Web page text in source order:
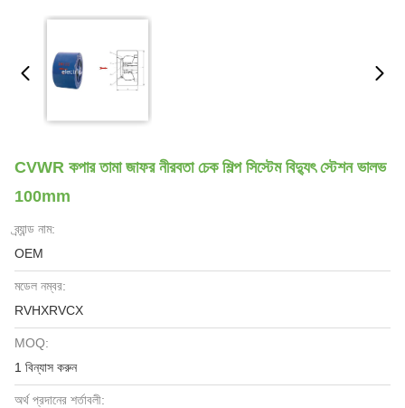
CVWR কপার তামা জাফর নীরবতা চেক শিল্প সিস্টেম বিদ্যুৎ স্টেশন ভালভ
100mm
ব্র্যান্ড নাম:
OEM
মডেল নম্বর:
RVHXRVCX
MOQ:
1 বিন্যাস করুন
অর্থ প্রদানের শর্তাবলী: